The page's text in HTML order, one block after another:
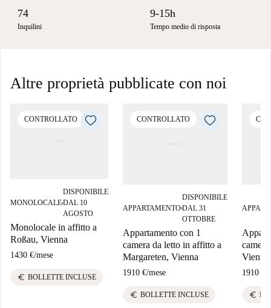
74
Inquilini
9-15h
Tempo medio di risposta
Altre proprietà pubblicate con noi
CONTROLLATO
MONOLOCALE■
DISPONIBILE
DAL 10
AGOSTO
Monolocale in affitto a
Roßau, Vienna
1430 €/mese
euro BOLLETTE INCLUSE
CONTROLLATO
APPARTAMENTO■
DISPONIBILE
DAL 31
OTTOBRE
Appartamento con 1
camera da letto in affitto a
Margareten, Vienna
1910 €/mese
euro BOLLETTE INCLUSE
Vienna
1910 €
euro